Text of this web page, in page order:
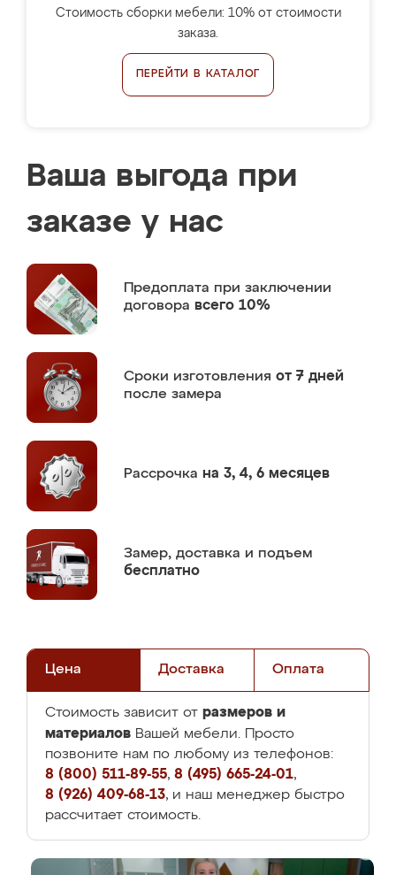
Стоимость сборки мебели: 10% от стоимости
заказа.
ПЕРЕЙТИ В КАТАЛОГ
Ваша выгода при
заказе у нас
Предоплата при заключении
договора всего 10%
Сроки изготовления от 7 дней
после замера
Рассрочка на 3, 4, 6 месяцев
Замер, доставка и подъем
бесплатно
Цена Доставка Оплата
Стоимость зависит от размеров и
материалов Вашей мебели. Просто
позвоните нам по любому из телефонов:
8 (800) 511-89-55, 8 (495) 665-24-01,
8 (926) 409-68-13, и наш менеджер быстро
рассчитает стоимость.